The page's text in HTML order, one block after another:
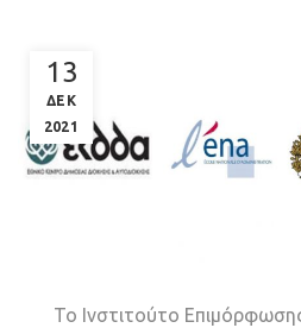
13
ΔΕΚ
2021
Το Ινστιτούτο